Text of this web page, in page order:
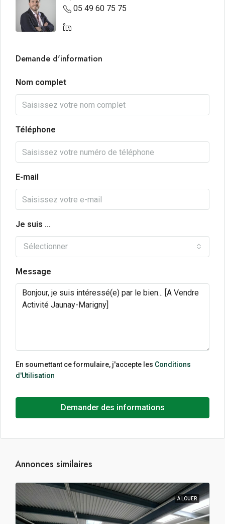
05 49 60 75 75
Demande d'information
Nom complet
Téléphone
E-mail
Je suis ...
Sélectionner
Message
En soumettant ce formulaire, j'accepte les Conditions
d'Utilisation
Demander des informations
Annonces similaires
A LOUER